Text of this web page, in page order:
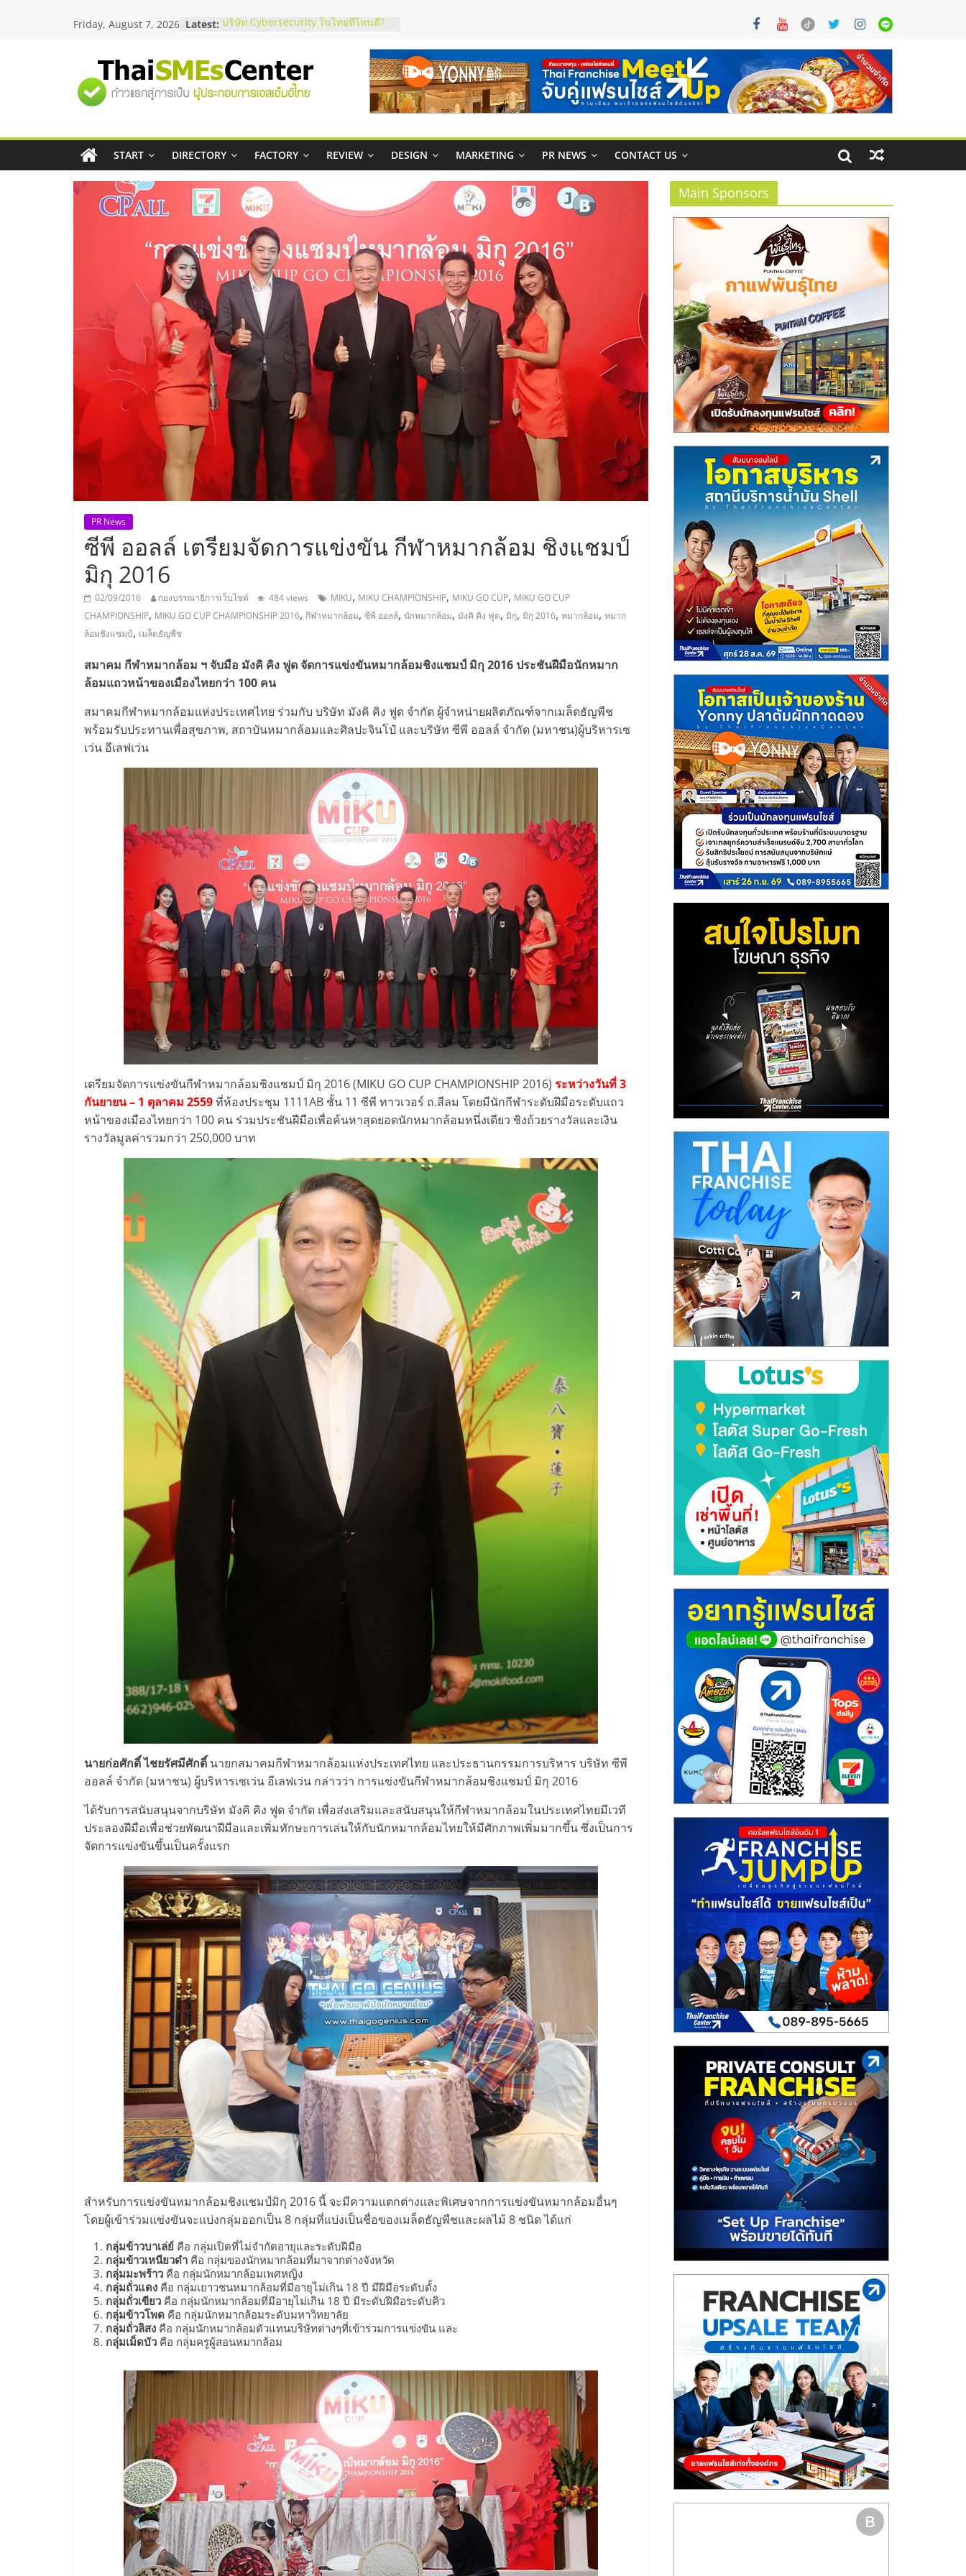
Friday, August 7, 2026 Latest: บริษัท Cybersecurity ในไทยที่ไหนดี?
อยากหาเงินทุน เพิ่มสภาพคล่องให้ธุรกิจ
เริ่มยังไงให้ผ่านฉลุย
สัมมนาออนไลน์ โอกาสบริหารสถานี
ThaiFranchise Meet Up จับคู่แฟรน
ไชส์ ครั้งที่ 8
ร้านเครื่องเสียงคุณภาพสูง พร้อม
โซลูชันระบบภาพและเสียง
"ศูนย์
รวม
ข้อมูล
ธุรกิจ
ประเทศไทย,
ThaiSMEsCenter,
รวม
ธุรกิจ
เอ
ส
เอ็
มอี
ไทย,
SMEs,
แฟ
รน
ปรึกษา
ไชส์,
รวม
แฟ
รน
ไชส์
ขาย
ไชส์
หน้า
บ้าน
ลงทุน
น้อย
ไว,
ที่
ปรึกษา
การ
ลงทุน
และ
ขยาย
ไชส์,
ศูนย์
รวม
แฟ
รน
ไชส์
พร้อม
ทำเล
สำหรับ
เปิด
START DIRECTORY FACTORY REVIEW DESIGN MARKETING PR NEWS CONTACT US
PR News
ซีพี ออลล์ เตรียมจัดการแข่งขัน กีฬาหมากล้อม ชิงแชมป์
มิกุ 2016
02/09/2016 กองบรรณาธิการเว็บไซต์ 484 views MIKU, MIKU CHAMPIONSHIP, MIKU GO CUP, MIKU GO CUP
CHAMPIONSHIP, MIKU GO CUP CHAMPIONSHIP 2016, กีฬาหมากล้อม, ซีพี ออลล์, นักหมากล้อม, มังคิ คิง ฟูด, มิกุ, มิกุ 2016, หมากล้อม, หมาก
ล้อมชิงแชมป์, เมล็ดธัญพืช
สมาคม กีฬาหมากล้อม ฯ จับมือ มังคิ คิง ฟูด จัดการแข่งขันหมากล้อมชิงแชมป์ มิกุ 2016 ประชันฝีมือนักหมาก
ล้อมแถวหน้าของเมืองไทยกว่า 100 คน
สมาคมกีฬาหมากล้อมแห่งประเทศไทย ร่วมกับ บริษัท มังคิ คิง ฟูด จำกัด ผู้จำหน่ายผลิตภัณฑ์จากเมล็ดธัญพืช
พร้อมรับประทานเพื่อสุขภาพ, สถาบันหมากล้อมและศิลปะจินโป๋ และบริษัท ซีพี ออลล์ จำกัด (มหาชน)ผู้บริหารเซ
เว่น อีเลฟเว่น
เตรียมจัดการแข่งขันกีฬาหมากล้อมชิงแชมป์ มิกุ 2016 (MIKU GO CUP CHAMPIONSHIP 2016) ระหว่างวันที่ 3
กันยายน – 1 ตุลาคม 2559ที่ห้องประชุม 1111AB ชั้น 11 ซีพี ทาวเวอร์ ถ.สีลม โดยมีนักกีฬาระดับฝีมือระดับแถว
หน้าของเมืองไทยกว่า 100 คน ร่วมประชันฝีมือเพื่อค้นหาสุดยอดนักหมากล้อมหนึ่งเดียว ชิงถ้วยรางวัลและเงิน
รางวัลมูลค่ารวมกว่า 250,000 บาท
นายก่อศักดิ์ ไชยรัศมีศักดิ์ นายกสมาคมกีฬาหมากล้อมแห่งประเทศไทย และประธานกรรมการบริหาร บริษัท ซีพี
ออลล์ จำกัด (มหาชน) ผู้บริหารเซเว่น อีเลฟเว่น กล่าวว่า การแข่งขันกีฬาหมากล้อมชิงแชมป์ มิกุ 2016
ได้รับการสนับสนุนจากบริษัท มังคิ คิง ฟูด จำกัด เพื่อส่งเสริมและสนับสนุนให้กีฬาหมากล้อมในประเทศไทยมีเวที
ประลองฝีมือเพื่อช่วยพัฒนาฝีมือและเพิ่มทักษะการเล่นให้กับนักหมากล้อมไทยให้มีศักภาพเพิ่มมากขึ้น ซึ่งเป็นการ
จัดการแข่งขันขึ้นเป็นครั้งแรก
สำหรับการแข่งขันหมากล้อมชิงแชมป์มิกุ 2016 นี้ จะมีความแตกต่างและพิเศษจากการแข่งขันหมากล้อมอื่นๆ
โดยผู้เข้าร่วมแข่งขันจะแบ่งกลุ่มออกเป็น 8 กลุ่มที่แบ่งเป็นชื่อของเมล็ดธัญพืชและผลไม้ 8 ชนิด ได้แก่
กลุ่มข้าวบาเล่ย์ คือ กลุ่มเปิดที่ไม่จำกัดอายุและระดับฝีมือ
กลุ่มข้าวเหนียวดำ คือ กลุ่มของนักหมากล้อมที่มาจากต่างจังหวัด
กลุ่มมะพร้าว คือ กลุ่มนักหมากล้อมเพศหญิง
กลุ่มถั่วแดง คือ กลุ่มเยาวชนหมากล้อมที่มีอายุไม่เกิน 18 ปี มีฝีมือระดับดั้ง
กลุ่มถั่วเขียว คือ กลุ่มนักหมากล้อมที่มีอายุไม่เกิน 18 ปี มีระดับฝีมือระดับคิว
กลุ่มข้าวโพด คือ กลุ่มนักหมากล้อมระดับมหาวิทยาลัย
กลุ่มถั่วลิสง คือ กลุ่มนักหมากล้อมตัวแทนบริษัทต่างๆที่เข้าร่วมการแข่งขัน และ
กลุ่มเม็ดบัว คือ กลุ่มครูผู้สอนหมากล้อม
Main Sponsors